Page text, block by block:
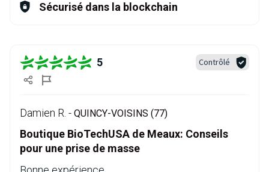
Sécurisé dans la blockchain
5 Contrôlé
Damien R. - QUINCY-VOISINS (77)
Boutique BioTechUSA de Meaux: Conseils
pour une prise de masse